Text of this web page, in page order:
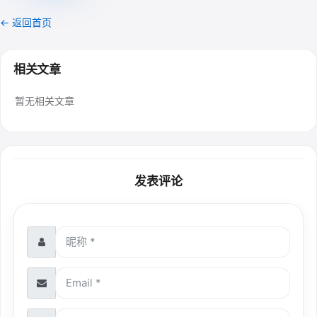
← 返回首页
相关文章
暂无相关文章
发表评论